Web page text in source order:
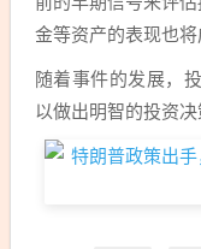
金等资产的表现也将
随着事件的发展，
以做出明智的投资决